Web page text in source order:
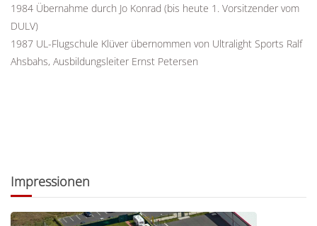
1984 Übernahme durch Jo Konrad (bis heute 1. Vorsitzender vom
DULV)
1987 UL-Flugschule Klüver übernommen von Ultralight Sports Ralf
Ahsbahs, Ausbildungsleiter Ernst Petersen
Impressionen